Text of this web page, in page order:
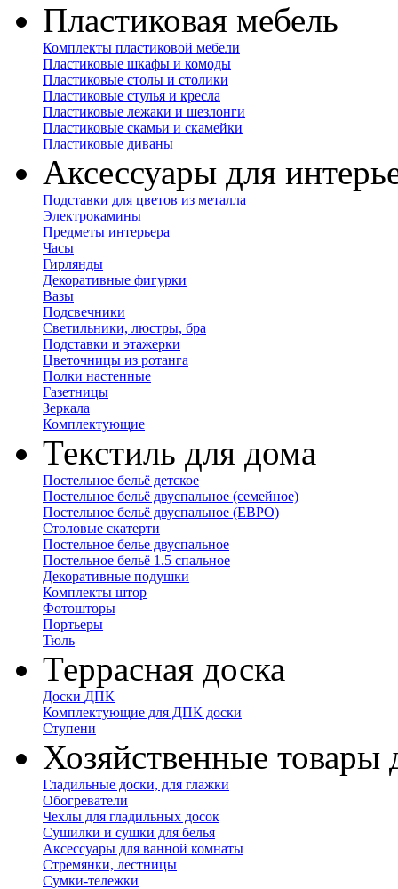
Пластиковая мебель
Комплекты пластиковой мебели
Пластиковые шкафы и комоды
Пластиковые столы и столики
Пластиковые стулья и кресла
Пластиковые лежаки и шезлонги
Пластиковые скамьи и скамейки
Пластиковые диваны
Аксессуары для
Подставки для цветов из металла
Электрокамины
Предметы интерьера
Часы
Гирлянды
Декоративные фигурки
Вазы
Подсвечники
Светильники, люстры, бра
Подставки и этажерки
Цветочницы из ротанга
Полки настенные
Газетницы
Зеркала
Комплектующие
Текстиль для дома
Постельное бельё детское
Постельное бельё двуспальное (семейное)
Постельное бельё двуспальное (ЕВРО)
Столовые скатерти
Постельное белье двуспальное
Постельное бельё 1.5 спальное
Декоративные подушки
Комплекты штор
Фотошторы
Портьеры
Тюль
Террасная доска
Доски ДПК
Комплектующие для ДПК доски
Ступени
Хозяйственные товары
Гладильные доски, для глажки
Обогреватели
Чехлы для гладильных досок
Сушилки и сушки для белья
Аксессуары для ванной комнаты
Стремянки, лестницы
Сумки-тележки